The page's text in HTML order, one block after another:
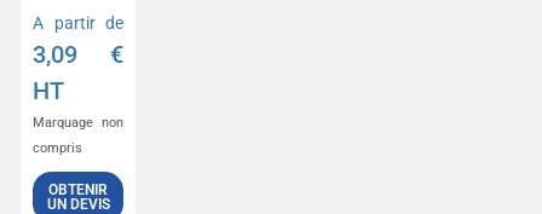
A partir de
3,09 €
HT
Marquage non
compris
OBTENIR
UN DEVIS